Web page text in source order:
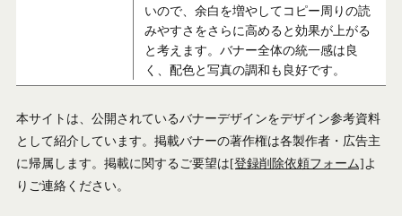
いので、余白を増やしてコピー周りの読
みやすさをさらに高めると効果が上がる
と考えます。バナー全体の統一感は良
く、配色と写真の調和も良好です。
本サイトは、公開されているバナーデザインをデザイン参考資料
として紹介しています。掲載バナーの著作権は各製作者・広告主
に帰属します。掲載に関するご要望は[登録削除依頼フォーム]よ
りご連絡ください。